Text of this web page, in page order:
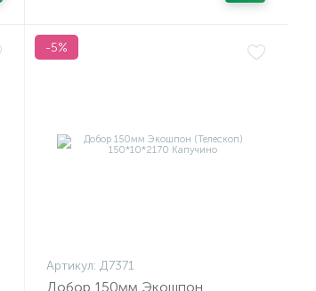
-5%
Артикул: Д7371
Добор 150мм Экошпон